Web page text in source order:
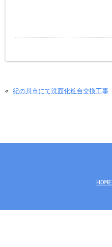
« 紀の川市にて洗面化粧台交換工事
HOME